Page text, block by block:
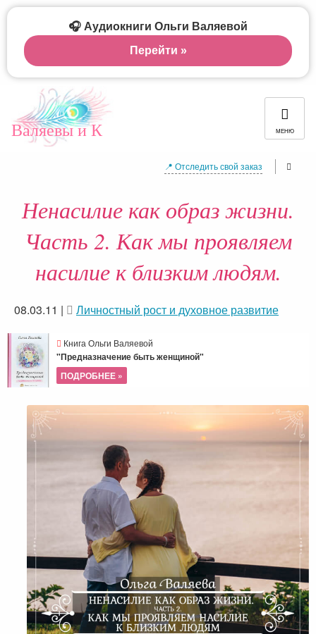
Валяевы и К МЕНЮ
📍 Отследить свой заказ
Ненасилие как образ жизни.
Часть 2. Как мы проявляем
насилие к близким людям.
08.03.11 | Личностный рост и духовное развитие
Книга Ольги Валяевой
"Предназначение быть женщиной"
ПОДРОБНЕЕ »
🎧 Аудиокниги Ольги Валяевой
Перейти »